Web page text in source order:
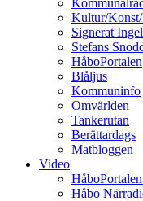
Kultur/
Signerat
Stefans
HåboPortalen
Blåljus
Kommuninfo
Omvärlden
Tankerutan
Berättardags
Matbloggen
Video
Håbo